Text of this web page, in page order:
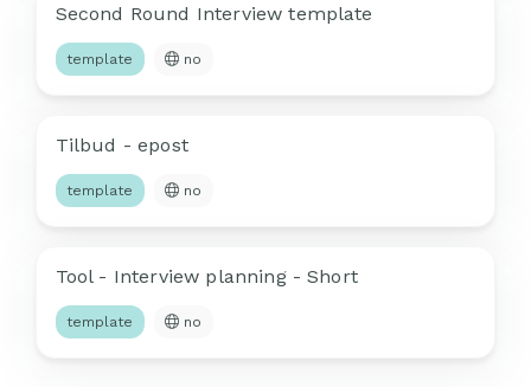
Second Round Interview template
template no
Tilbud - epost
template no
Tool - Interview planning - Short
template no